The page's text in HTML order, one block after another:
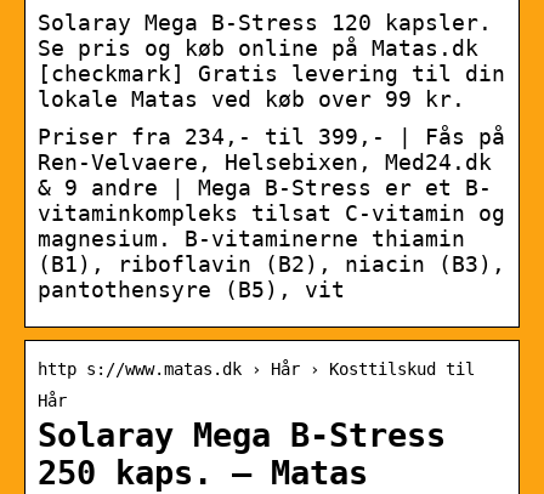
Solaray Mega B-Stress 120 kapsler.
Se pris og køb online på Matas.dk
[checkmark] Gratis levering til din
lokale Matas ved køb over 99 kr.
Priser fra 234,- til 399,- | Fås på
Ren-Velvaere, Helsebixen, Med24.dk
& 9 andre | Mega B-Stress er et B-
vitaminkompleks tilsat C-vitamin og
magnesium. B-vitaminerne thiamin
(B1), riboflavin (B2), niacin (B3),
pantothensyre (B5), vit
http s://www.matas.dk › Hår › Kosttilskud til
Hår
Solaray Mega B-Stress
250 kaps. – Matas